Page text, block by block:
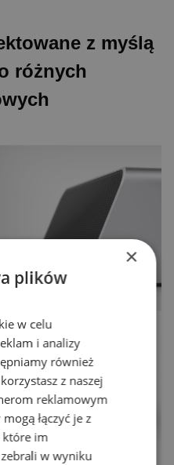
z myślą
różnych
×
plików
w celu
i analizy
również
z naszej
reklamowym
łączyć je z
im
w wyniku